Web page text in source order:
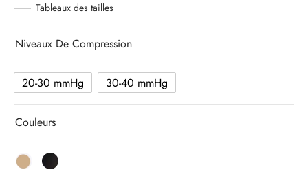
Tableaux des tailles
Niveaux De Compression
20-30 mmHg 30-40 mmHg
Couleurs